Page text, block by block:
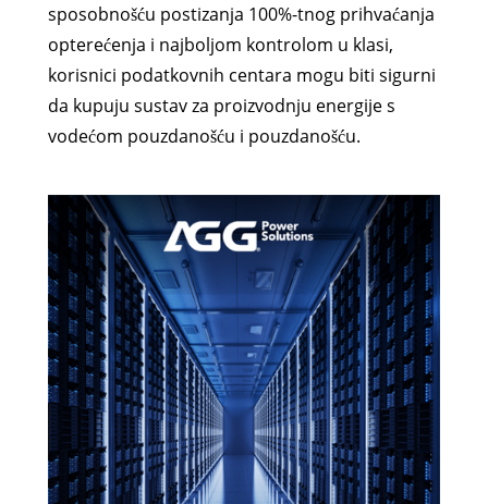
sposobnošću postizanja 100%-tnog prihvaćanja
opterećenja i najboljom kontrolom u klasi,
korisnici podatkovnih centara mogu biti sigurni
da kupuju sustav za proizvodnju energije s
vodećom pouzdanošću i pouzdanošću.